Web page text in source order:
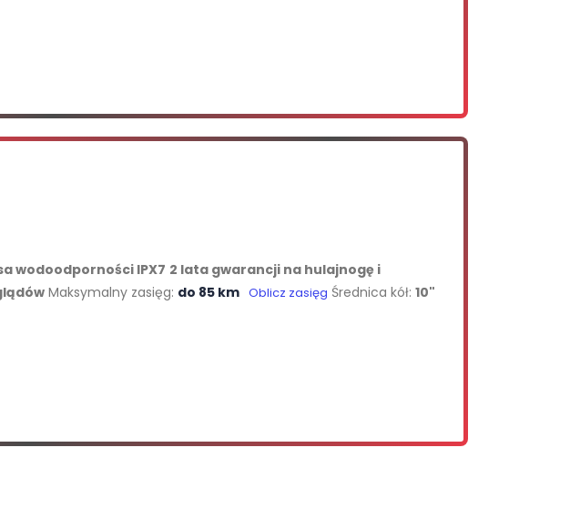
wodoodporności IPX7 2 lata gwarancji na hulajnogę i
Maksymalny zasięg: do 85 km Oblicz zasięg Średnica kół: 10"